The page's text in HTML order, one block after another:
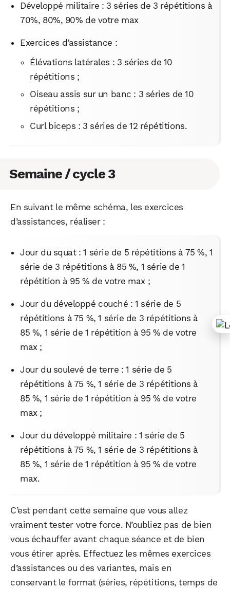
Développé militaire : 3 séries de 3 répétitions à
70%, 80%, 90% de votre max
Exercices d’assistance :
Élévations latérales : 3 séries de 10
répétitions ;
Oiseau assis sur un banc : 3 séries de 10
répétitions ;
Curl biceps : 3 séries de 12 répétitions.
Semaine / cycle 3
En suivant le même schéma, les exercices
d’assistances, réaliser :
Jour du squat : 1 série de 5 répétitions à 75 %, 1
série de 3 répétitions à 85 %, 1 série de 1
répétition à 95 % de votre max ;
Jour du développé couché : 1 série de 5
répétitions à 75 %, 1 série de 3 répétitions à
85 %, 1 série de 1 répétition à 95 % de votre
max ;
Jour du soulevé de terre : 1 série de 5
répétitions à 75 %, 1 série de 3 répétitions à
85 %, 1 série de 1 répétition à 95 % de votre
max ;
Jour du développé militaire : 1 série de 5
répétitions à 75 %, 1 série de 3 répétitions à
85 %, 1 série de 1 répétition à 95 % de votre
max.
C’est pendant cette semaine que vous allez
vraiment tester votre force. N’oubliez pas de bien
vous échauffer avant chaque séance et de bien
vous étirer après. Effectuez les mêmes exercices
d’assistances ou des variantes, mais en
conservant le format (séries, répétitions, temps de